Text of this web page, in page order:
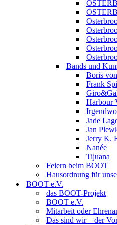
Bands und
Boris
Frank
Harbour
Jade
Jan
Jerry K.
Nanée
Tijuana
Feiern beim BOOT
Hausordnung für
BOOT e.V.
das BOOT-Projekt
BOOT e.V.
Mitarbeit oder
Das sind wir – der